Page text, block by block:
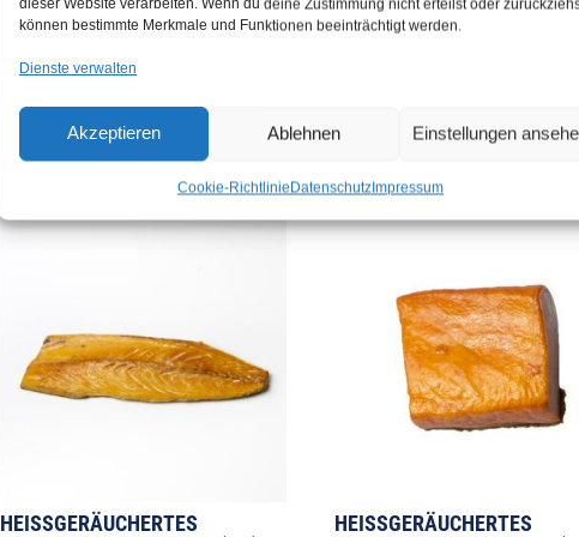
dieser Website verarbeiten. Wenn du deine Zustimmung nicht erteilst oder
können bestimmte Merkmale und Funktionen beeinträchtigt werden.
Dienste verwalten
Akzeptieren Ablehnen Einstellungen
Cookie-RichtlinieDatenschutzImpressum
HEISSGERÄUCHERTES M
HEISSGERÄUCHERTES B